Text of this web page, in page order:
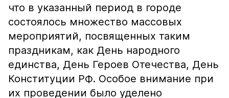
что в указанный период в городе
состоялось множество массовых
мероприятий, посвященных таким
праздникам, как День народного
единства, День Героев Отечества, День
Конституции РФ. Особое внимание при
их проведении было уделено